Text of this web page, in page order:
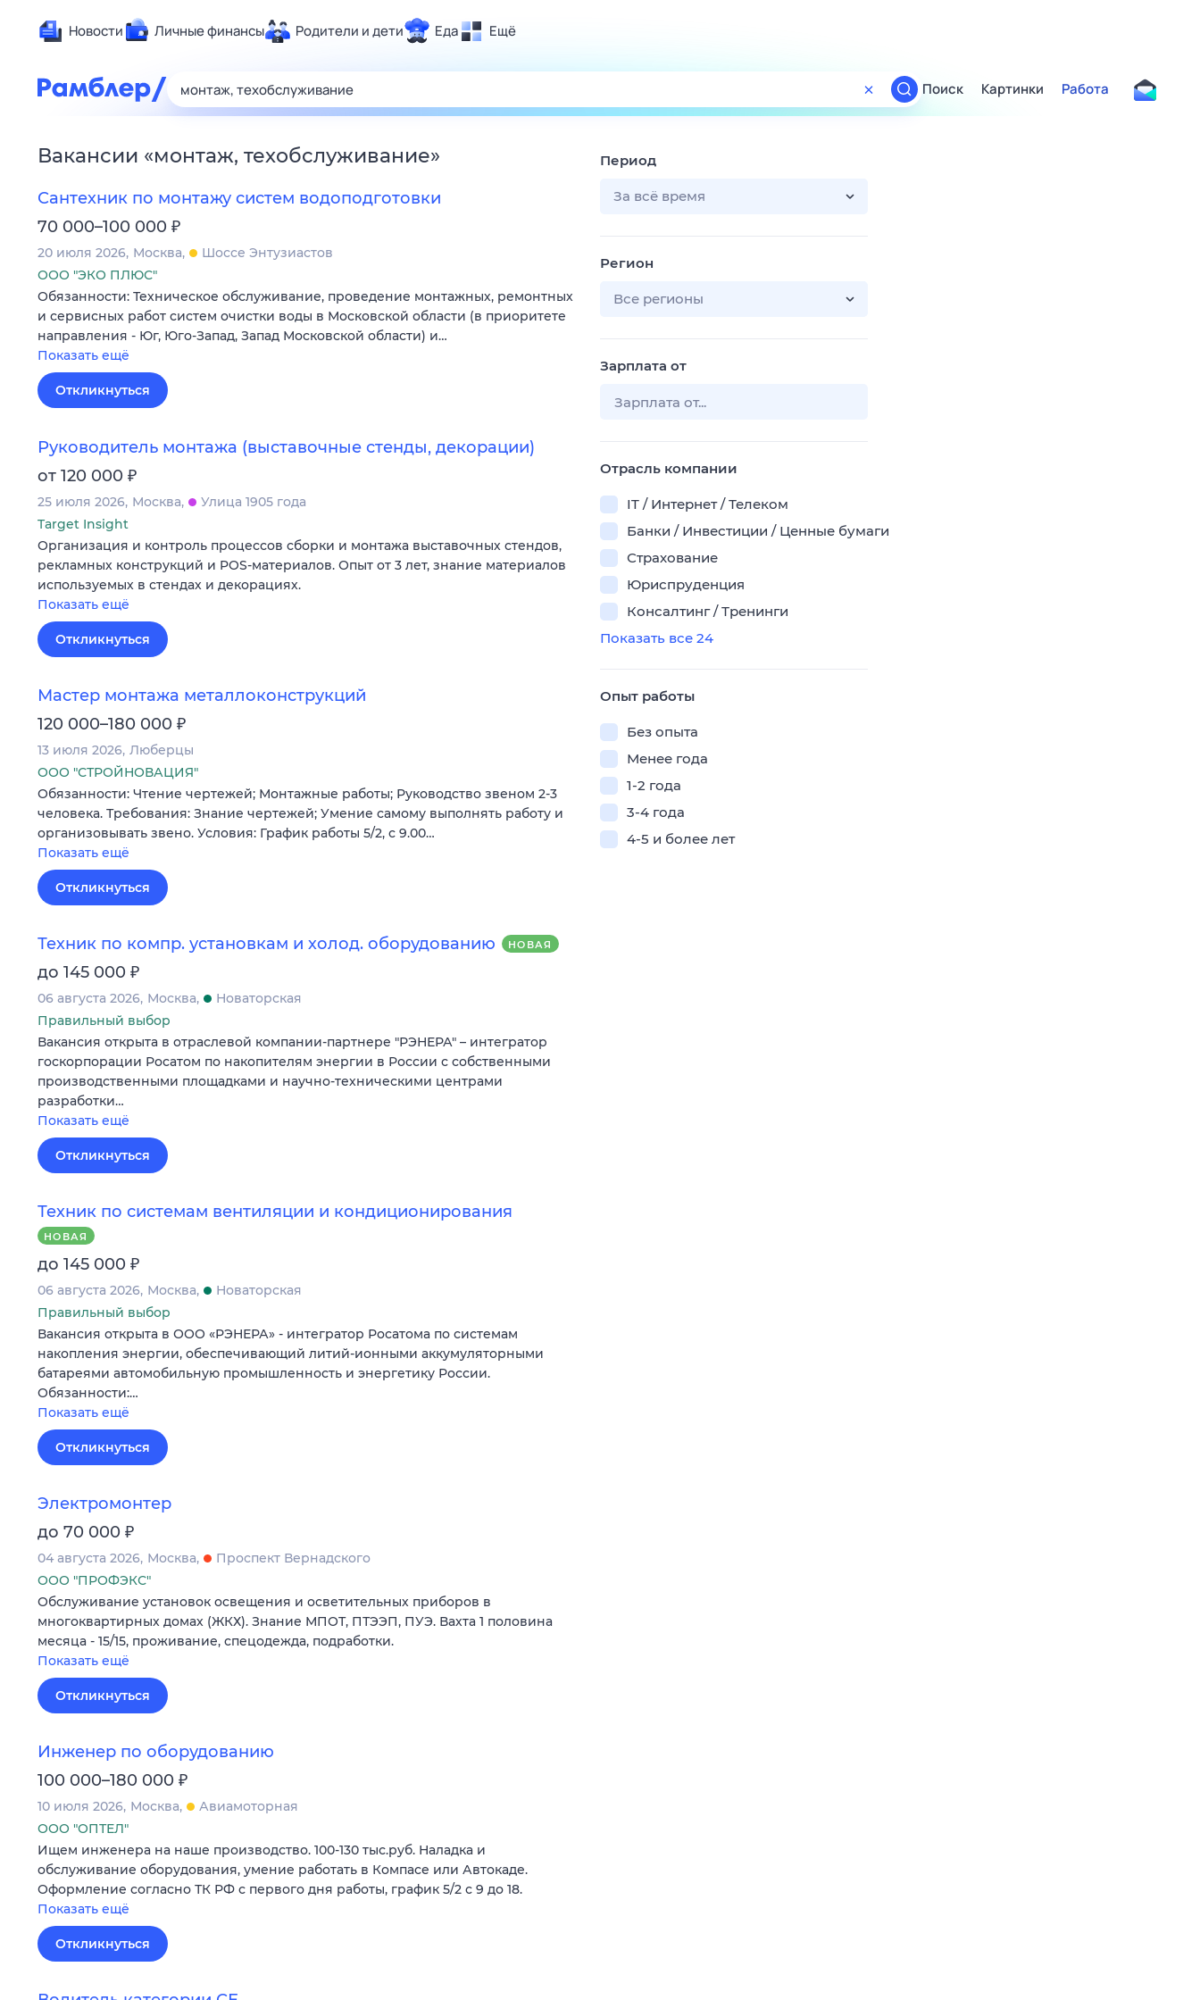
Новости Личные финансы Родители и дети Еда Ещё
Здоровье
Развлечения и отдых
Спорт
Карьера
Сберегаем вместе
Гороскопы
Поиск
ТВ-программа
Поиск Картинки Работа
Вакансии «монтаж, техобслуживание»
Сантехник по монтажу систем водоподготовки
70 000–100 000 ₽
20 июля 2026 Москва
Шоссе Энтузиастов
ООО "ЭКО ПЛЮС"
Обязанности: Техническое обслуживание, проведение монтажных, ремонтных
и сервисных работ систем очистки воды в Московской области (в приоритете
направления - Юг, Юго-Запад, Запад Московской области) и…
Показать ещё
Откликнуться
Руководитель монтажа (выставочные стенды, декорации)
от 120 000 ₽
25 июля 2026 Москва
Улица 1905 года
Target Insight
Организация и контроль процессов сборки и монтажа выставочных стендов,
рекламных конструкций и POS-материалов. Опыт от 3 лет, знание материалов
используемых в стендах и декорациях.
Показать ещё
Откликнуться
Мастер монтажа металлоконструкций
120 000–180 000 ₽
13 июля 2026 Люберцы
ООО "СТРОЙНОВАЦИЯ"
Обязанности: Чтение чертежей; Монтажные работы; Руководство звеном 2-3
человека. Требования: Знание чертежей; Умение самому выполнять работу и
организовывать звено. Условия: График работы 5/2, с 9.00…
Показать ещё
Откликнуться
Техник по компр. установкам и холод. оборудованию НОВАЯ
до 145 000 ₽
06 августа 2026 Москва
Новаторская
Правильный выбор
Вакансия открыта в отраслевой компании-партнере "РЭНЕРА" – интегратор
госкорпорации Росатом по накопителям энергии в России с собственными
производственными площадками и научно-техническими центрами
разработки…
Показать ещё
Откликнуться
Техник по системам вентиляции и кондиционирования
НОВАЯ
до 145 000 ₽
06 августа 2026 Москва
Новаторская
Правильный выбор
Вакансия открыта в ООО «РЭНЕРА» - интегратор Росатома по системам
накопления энергии, обеспечивающий литий-ионными аккумуляторными
батареями автомобильную промышленность и энергетику России.
Обязанности:…
Показать ещё
Откликнуться
Электромонтер
до 70 000 ₽
04 августа 2026 Москва
Проспект Вернадского
ООО "ПРОФЭКС"
Обслуживание установок освещения и осветительных приборов в
многоквартирных домах (ЖКХ). Знание МПОТ, ПТЭЭП, ПУЭ. Вахта 1 половина
месяца - 15/15, проживание, спецодежда, подработки.
Показать ещё
Откликнуться
Инженер по оборудованию
100 000–180 000 ₽
10 июля 2026 Москва
Авиамоторная
ООО "ОПТЕЛ"
Ищем инженера на наше производство. 100-130 тыс.руб. Наладка и
обслуживание оборудования, умение работать в Компасе или Автокаде.
Оформление согласно ТК РФ с первого дня работы, график 5/2 с 9 до 18.
Показать ещё
Откликнуться
Период
За всё время
Регион
Все регионы
Зарплата от
Отрасль компании
IT / Интернет / Телеком
Банки / Инвестиции / Ценные бумаги
Страхование
Юриспруденция
Консалтинг / Тренинги
Показать все 24
Опыт работы
Без опыта
Менее года
1-2 года
3-4 года
4-5 и более лет